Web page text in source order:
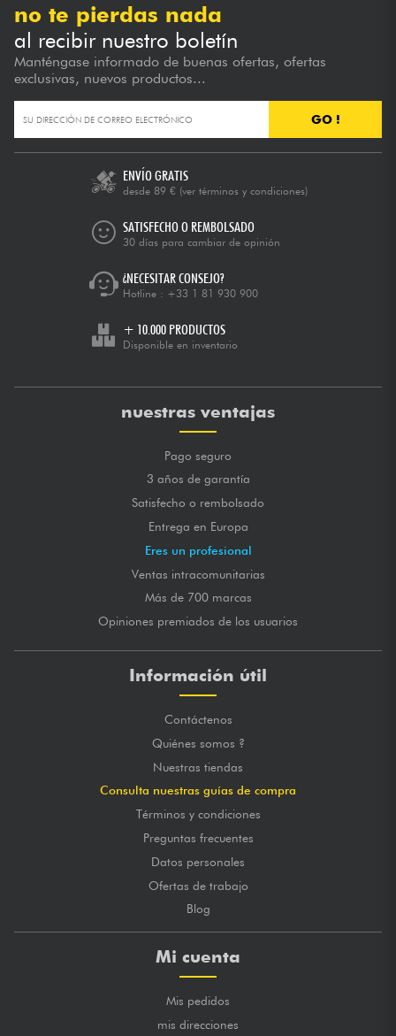
no te pierdas nada
al recibir nuestro boletín
Manténgase informado de buenas ofertas, ofertas
exclusivas, nuevos productos...
GO !
ENVÍO GRATIS
desde 89 € (ver términos y condiciones)
SATISFECHO O REMBOLSADO
30 días para cambiar de opinión
¿NECESITAR CONSEJO?
Hotline : +33 1 81 930 900
+ 10.000 PRODUCTOS
Disponible en inventario
nuestras ventajas
Pago seguro
3 años de garantía
Satisfecho o rembolsado
Entrega en Europa
Eres un profesional
Ventas intracomunitarias
Más de 700 marcas
Opiniones premiados de los usuarios
Información útil
Contáctenos
Quiénes somos ?
Nuestras tiendas
Consulta nuestras guías de compra
Términos y condiciones
Preguntas frecuentes
Datos personales
Ofertas de trabajo
Blog
Mi cuenta
Mis pedidos
mis direcciones